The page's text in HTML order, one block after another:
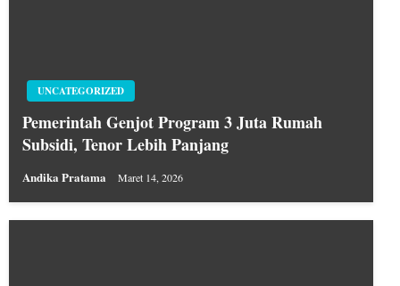
UNCATEGORIZED
Pemerintah Genjot Program 3 Juta Rumah
Subsidi, Tenor Lebih Panjang
Andika Pratama Maret 14, 2026